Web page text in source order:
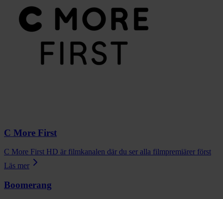
C More First
C More First HD är filmkanalen där du ser alla filmpremiärer först
Läs mer
Boomerang